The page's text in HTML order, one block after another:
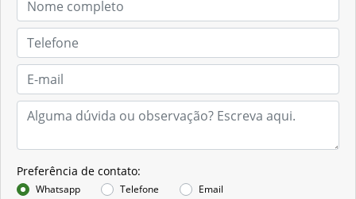
Preferência de contato:
Whatsapp Telefone Email